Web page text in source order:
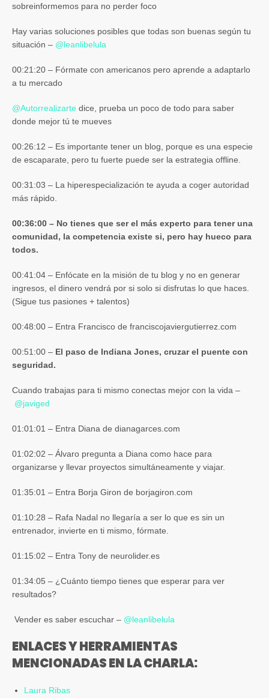
sobreinformemos para no perder foco
Hay varias soluciones posibles que todas son buenas según tu
situación – @leanlibelula
00:21:20 – Fórmate con americanos pero aprende a adaptarlo
a tu mercado
@Autorrealizarte dice, prueba un poco de todo para saber
donde mejor tú te mueves
00:26:12 – Es importante tener un blog, porque es una especie
de escaparate, pero tu fuerte puede ser la estrategia offline.
00:31:03 – La hiperespecialización te ayuda a coger autoridad
más rápido.
00:36:00 – No tienes que ser el más experto para tener una
comunidad, la competencia existe si, pero hay hueco para
todos.
00:41:04 – Enfócate en la misión de tu blog y no en generar
ingresos, el dinero vendrá por si solo si disfrutas lo que haces.
(Sigue tus pasiones + talentos)
00:48:00 – Entra Francisco de franciscojaviergutierrez.com
00:51:00 – El paso de Indiana Jones, cruzar el puente con
seguridad.
Cuando trabajas para ti mismo conectas mejor con la vida –
@javiged
01:01:01 – Entra Diana de dianagarces.com
01:02:02 – Álvaro pregunta a Diana como hace para
organizarse y llevar proyectos simultáneamente y viajar.
01:35:01 – Entra Borja Giron de borjagiron.com
01:10:28 – Rafa Nadal no llegaría a ser lo que es sin un
entrenador, invierte en ti mismo, fórmate.
01:15:02 – Entra Tony de neurolider.es
01:34:05 – ¿Cuánto tiempo tienes que esperar para ver
resultados?
Vender es saber escuchar – @leanlibelula
ENLACES Y HERRAMIENTAS
MENCIONADAS EN LA CHARLA:
Laura Ribas